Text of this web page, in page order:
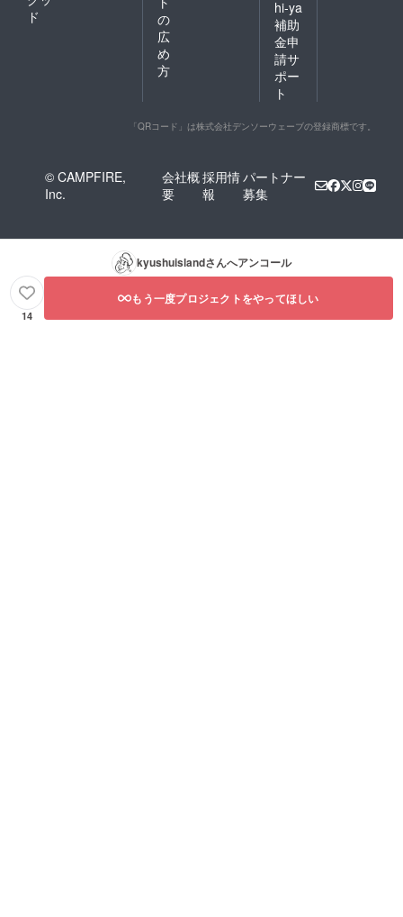
ド
の
広
め
方
hi-ya
補助
金申
請サ
ポー
ト
「QRコード」は株式会社デンソーウェーブの登録商標です。
© CAMPFIRE,
Inc.
会社概
要
採用情
報
パートナー
募集
kyushuislandさんへアンコール
14
もう一度プロジェクトをやってほしい